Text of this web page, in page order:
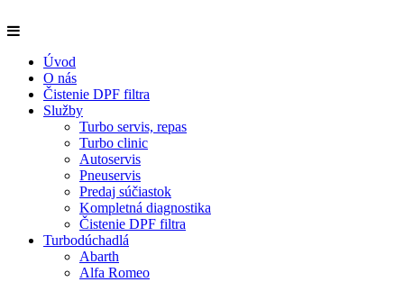
Úvod
O nás
Čistenie DPF filtra
Služby
Turbo servis, repas
Turbo clinic
Autoservis
Pneuservis
Predaj súčiastok
Kompletná diagnostika
Čistenie DPF filtra
Turbodúchadlá
Abarth
Alfa Romeo